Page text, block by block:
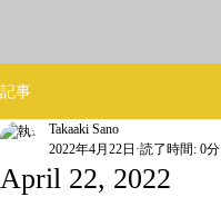
記事
April 22, 2022
Takaaki Sano
2022年4月22日 読了時間: 0分